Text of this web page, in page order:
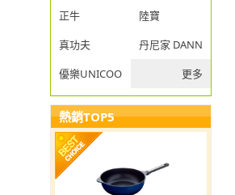
正牛
陸寶
真功夫
丹尼家 DANNY JIA
優樂UNICOOK
更多
熱銷TOP5